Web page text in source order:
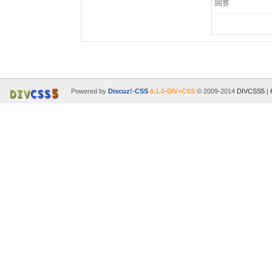
回答
Powered byDiscuz!-CSS 6.1.0-DIV+CSS © 2009-2014 DIVCSS5 |